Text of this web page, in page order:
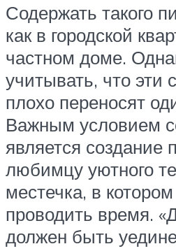
Содержать такого
как в городской
частном доме.
учитывать, что эти
плохо переносят
Важным условием
является создание
любимцу уютного
местечка, в
проводить время.
должен быть